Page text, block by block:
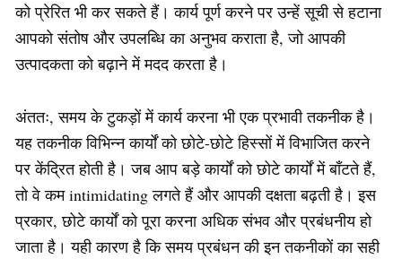
को प्रेरित भी कर सकते हैं। कार्य पूर्ण करने पर उन्हें सूची से हटाना
आपको संतोष और उपलब्धि का अनुभव कराता है, जो आपकी
उत्पादकता को बढ़ाने में मदद करता है।
अंततः, समय के टुकड़ों में कार्य करना भी एक प्रभावी तकनीक है।
यह तकनीक विभिन्न कार्यों को छोटे-छोटे हिस्सों में विभाजित करने
पर केंद्रित होती है। जब आप बड़े कार्यों को छोटे कार्यों में बाँटते हैं,
तो वे कम intimidating लगते हैं और आपकी दक्षता बढ़ती है। इस
प्रकार, छोटे कार्यों को पूरा करना अधिक संभव और प्रबंधनीय हो
जाता है। यही कारण है कि समय प्रबंधन की इन तकनीकों का सही